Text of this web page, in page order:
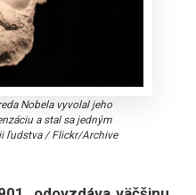
Nobela vyvolal jeho
a stal sa jedným
ľudstva/Flickr/Archive